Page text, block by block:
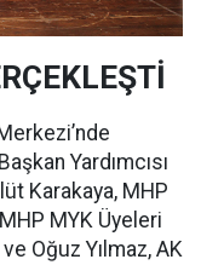
Yardımcısı
Karakaya, MHP
MYK Üyeleri
Oğuz Yılmaz, AK